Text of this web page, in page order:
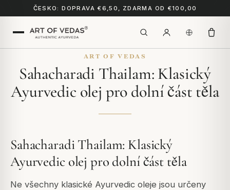
ČESKO: DOPRAVA €6,50, ZDARMA OD €100,00
ART OF VEDAS
Sahacharadi Thailam: Klasický
Ayurvedic olej pro dolní část těla
Sahacharadi Thailam: Klasický
Ayurvedic olej pro dolní část těla
Ne všechny klasické Ayurvedic oleje jsou určeny